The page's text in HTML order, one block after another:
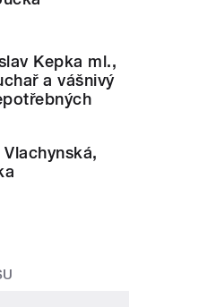
Kepka ml.,
a vášnivý